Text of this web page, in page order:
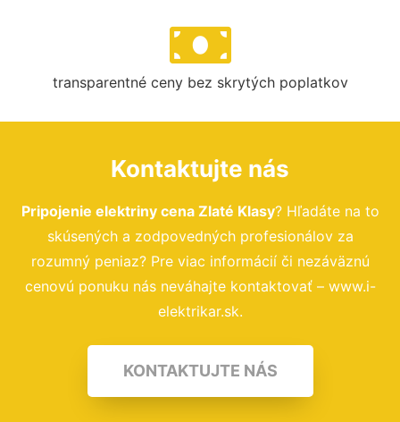
transparentné ceny bez skrytých poplatkov
Kontaktujte nás
Pripojenie elektriny cena Zlaté Klasy? Hľadáte na to
skúsených a zodpovedných profesionálov za
rozumný peniaz? Pre viac informácií či nezáväznú
cenovú ponuku nás neváhajte kontaktovať – www.i-
elektrikar.sk.
KONTAKTUJTE NÁS